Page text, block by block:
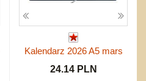
Kalendarz 2026 A5 mars
24.14 PLN